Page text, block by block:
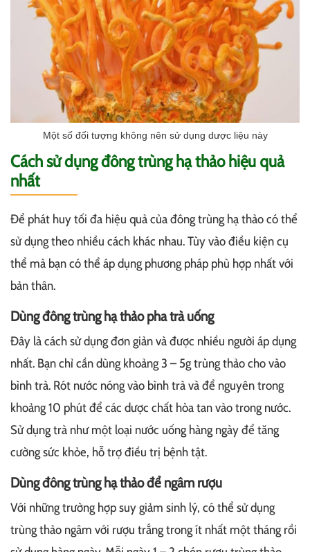
Một số đối tượng không nên sử dụng dược liệu này
Cách sử dụng đông trùng hạ thảo hiệu quả
nhất
Để phát huy tối đa hiệu quả của đông trùng hạ thảo có thể
sử dụng theo nhiều cách khác nhau. Tùy vào điều kiện cụ
thể mà bạn có thể áp dụng phương pháp phù hợp nhất với
bản thân.
Dùng đông trùng hạ thảo pha trà uống
Đây là cách sử dụng đơn giản và được nhiều người áp dụng
nhất. Bạn chỉ cần dùng khoảng 3 – 5g trùng thảo cho vào
bình trà. Rót nước nóng vào bình trà và để nguyên trong
khoảng 10 phút để các dược chất hòa tan vào trong nước.
Sử dụng trà như một loại nước uống hàng ngày để tăng
cường sức khỏe, hỗ trợ điều trị bệnh tật.
Dùng đông trùng hạ thảo để ngâm rượu
Với những trường hợp suy giảm sinh lý, có thể sử dụng
trùng thảo ngâm với rượu trắng trong ít nhất một tháng rồi